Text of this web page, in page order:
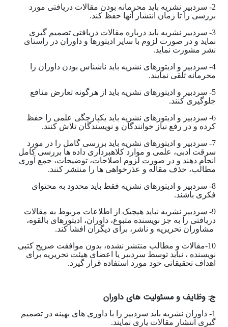
2- سردبیر نشریه باید محرمانه بودن مقالات دریافتی مورد
بررسی را تا زمان انتشار آنها حفظ کند.
3- سردبیر نشریه باید درباره مقالات دریافتی تصمیم گیری
نماید و در صورت لزوم با سایر ادیتورها و داوران در راستای
نشر مشورت نماید.
4- سردبیر و ادیتورهای نشریه باید ناشناس بودن داوران را
محرمانه تلقی نمایند.
5- سردبیر و ادیتورهای نشریه باید از هرگونه تعارض منافع
جلوگیری کنند.
6- سردبیر و ادیتورهای نشریه باید یکپارچگی علمی را حفظ
کرده و در رفع نیاز خوانندگان و نویسندگان تلاش کنند.
7- سردبیر و ادیتورهای نشریه باید بررسی گامل را در مورد
سرقت ادبی، علمی و موارد کلاهبرداری داده ها بررسی کامل
انجام دهند و در صورت لزوم اصلاحات، توضیحات، جمع آوری
مطالب، حذف مقاله و عذرخواهی ها را منتشر کنند.
8- سردبیر و ادیتورهای نشریه فقط باید محدود به محتوای
فکری باشند.
9- سردبیر نشریه نباید هیچیک از اطلاعات مربوط به مقالات
دریافتی را به جز نویسنده متبوع، داوران، ادیتورهای بالقوه،
مشاوران تحریریه و ناشر، برای دیگران افشا کند.
10-مقالات و مطالب منتشر نشده، بدون موافقت صریح کتبی
نویسنده ، نباید توسط سردبیر یا اعضای هیئت تحریریه برای
اهداف تحقیقاتی خود مورد استفاده قرار گیرد.
ج: وظایف و مسئولیت های داوران
1- داوران نشریه باید سردبیر را با داوری های بهینه در تصمیم
گیری انتشار مقالات یاری نمایند.